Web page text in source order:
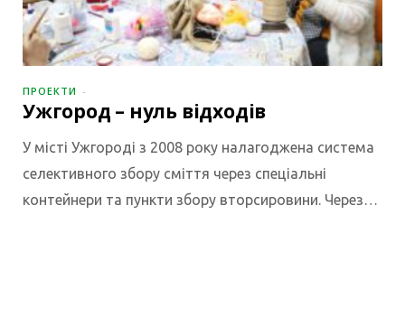
ПРОЕКТИ
Ужгород – нуль відходів
У місті Ужгороді з 2008 року налагоджена система
селективного збору сміття через спеціальні
контейнери та пункти збору вторсировини. Через…